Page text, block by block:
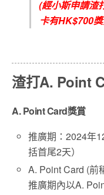
(經小斯申請渣
卡有HK$700獎
渣打A. Point
A. Point Card獎賞
推廣期：2024年
括首尾2天）
A. Point Card (前
推廣期內以A.